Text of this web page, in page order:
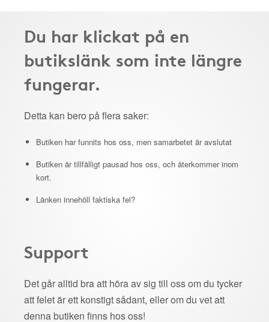
Du har klickat på en
butikslänk som inte längre
fungerar.
Detta kan bero på flera saker:
Butiken har funnits hos oss, men samarbetet är avslutat
Butiken är tillfälligt pausad hos oss, och återkommer inom
kort.
Länken innehöll faktiska fel?
Support
Det går alltid bra att höra av sig till oss om du tycker
att felet är ett konstigt sådant, eller om du vet att
denna butiken finns hos oss!